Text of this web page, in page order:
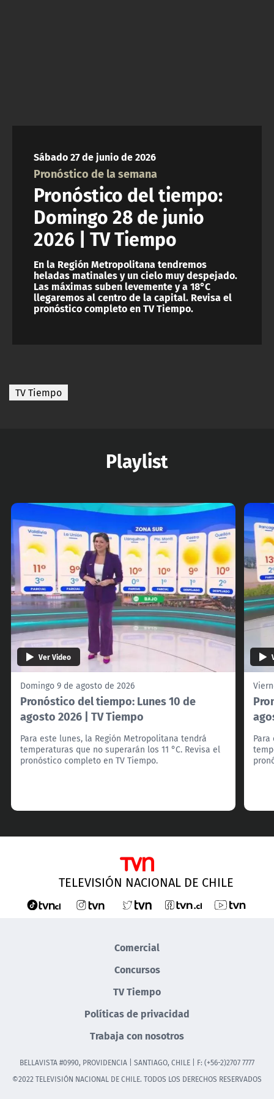
Sábado 27 de junio de 2026
Pronóstico de la semana
Pronóstico del tiempo:
Domingo 28 de junio
2026 | TV Tiempo
En la Región Metropolitana tendremos
heladas matinales y un cielo muy despejado.
Las máximas suben levemente y a 18°C
llegaremos al centro de la capital. Revisa el
pronóstico completo en TV Tiempo.
TV Tiempo
Playlist
Ver Video
Domingo 9 de agosto de 2026
Pronóstico del tiempo: Lunes 10 de
agosto 2026 | TV Tiempo
Para este lunes, la Región Metropolitana tendrá
temperaturas que no superarán los 11 °C. Revisa el
pronóstico completo en TV Tiempo.
TELEVISIÓN NACIONAL DE CHILE
Comercial
Concursos
TV Tiempo
Políticas de privacidad
Trabaja con nosotros
BELLAVISTA #0990, PROVIDENCIA | SANTIAGO, CHILE | F: (+56-2)2707 7777
©2022 TELEVISIÓN NACIONAL DE CHILE. TODOS LOS DERECHOS RESERVADOS